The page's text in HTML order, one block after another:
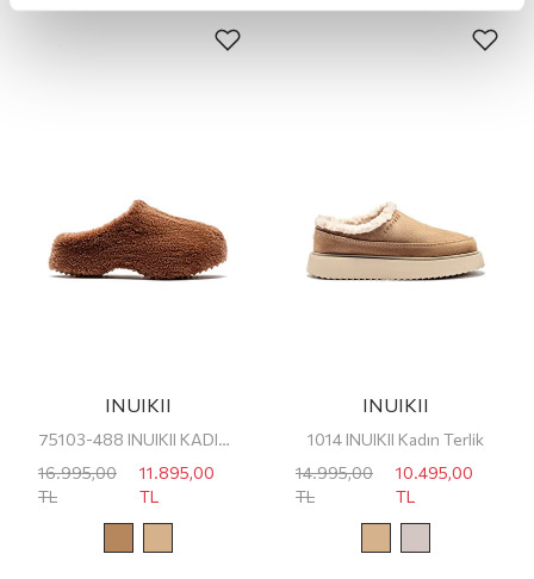
INUIKII
75103-488 INUIKII KADIN SABO TERLİK
16.995,00
TL
11.895,00
TL
INUIKII
1014 INUIKII Kadın Terlik
14.995,00
TL
10.495,00
TL